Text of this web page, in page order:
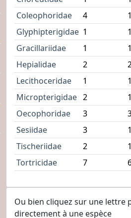
Coleophoridae
4
1
Glyphipterigidae 1
1
Gracillariidae
1
1
Hepialidae
2
Lecithoceridae
1
1
Micropterigidae 2
1
Oecophoridae
3
Sesiidae
3
1
Tischeriidae
2
1
Tortricidae
7
Ou bien cliquez sur une lettre
directement à une espèce